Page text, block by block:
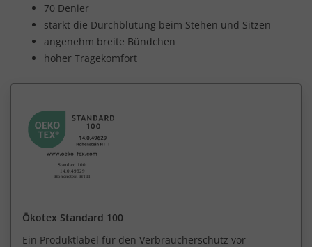
70 Denier
stärkt die Durchblutung beim Stehen und Sitzen
angenehm breite Bündchen
hoher Tragekomfort
Ökotex Standard 100
Ein Produktlabel für den Verbraucherschutz vor